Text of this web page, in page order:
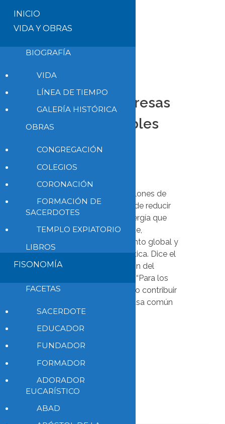
No a las empresas
de combustibles
fósiles
6 de julio de 2022
Se desinvertirán 500 millones de
dólares, con el objetivo de reducir
el uso de fuentes de energía que
dañan el medio ambiente,
provocan el calentamiento global y
alimentan la crisis climática. Dice el
director de comunicación del
Movimiento Laudato si’: “Para los
católicos, desinvertir y no contribuir
a la destrucción de la casa común
es un imperativo”
Leer todo
INICIO
VIDA Y OBRAS
BIOGRAFÍA
VIDA
LÍNEA DE TIEMPO
GALERÍA HISTÓRICA
OBRAS
CONGREGACIÓN
COLEGIOS
CORONACIÓN
FORMACIÓN DE
SACERDOTES
TEMPLO EXPIATORIO
LIBROS
FISONOMÍA
FACETAS
SACERDOTE
EDUCADOR
FUNDADOR
FORMADOR
ADORADOR
EUCARÍSTICO
ABAD